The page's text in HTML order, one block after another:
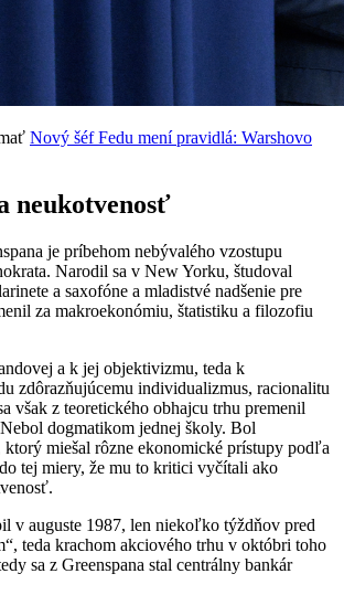
Nový šéf Fedu mení pravidlá: Warshovo
neukotvenosť
je príbehom nebývalého vzostupu
Narodil sa v New Yorku, študoval
a saxofóne a mladistvé nadšenie pre
za makroekonómiu, štatistiku a filozofiu
a k jej objektivizmu, teda k
zdôrazňujúcemu individualizmus, racionalitu
však z teoretického obhajcu trhu premenil
dogmatikom jednej školy. Bol
miešal rôzne ekonomické prístupy podľa
tej miery, že mu to kritici vyčítali ako
v auguste 1987, len niekoľko týždňov pred
teda krachom akciového trhu v októbri toho
sa z Greenspana stal centrálny bankár